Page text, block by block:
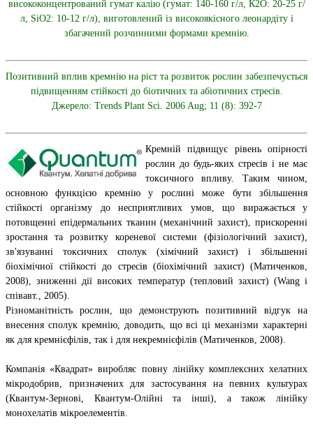
висококонцентрований гумат калію (гумат: 140-160 г/л, К2О: 20-25 г/
л, SiO2: 10-12 г/л), виготовлений із високоякісного леонардіту і
збагачений розчинними формами кремнію.
Позитивний вплив кремнію на ріст та розвиток рослин забезпечується
підвищенням стійкості до біотичних та абіотичних стресів.
Джерело: Trends Plant Sci. 2006 Aug; 11 (8): 392-7
Кремній підвищує рівень опірності
рослин до будь-яких стресів і не має
токсичного впливу. Таким чином,
основною функцією кремнію у рослині може бути збільшення
стійкості організму до несприятливих умов, що виражається у
потовщенні епідермальних тканин (механічний захист), прискоренні
зростання та розвитку кореневої системи (фізіологічний захист),
зв'язуванні токсичних сполук (хімічний захист) і збільшенні
біохімічної стійкості до стресів (біохімічний захист) (Матиченков,
2008), зниженні дії високих температур (тепловий захист) (Wang і
співавт., 2005).
Різноманітність рослин, що демонструють позитивний відгук на
внесення сполук кремнію, доводить, що всі ці механізми характерні
як для кремнієфілів, так і для некремнієфілів (Матиченков, 2008).
Компанія «Квадрат» виробляє повну лінійку комплексних хелатних
мікродобрив, призначених для застосування на певних культурах
(Квантум-Зернові, Квантум-Олійні та інші), а також лінійку
монохелатів мікроелементів.